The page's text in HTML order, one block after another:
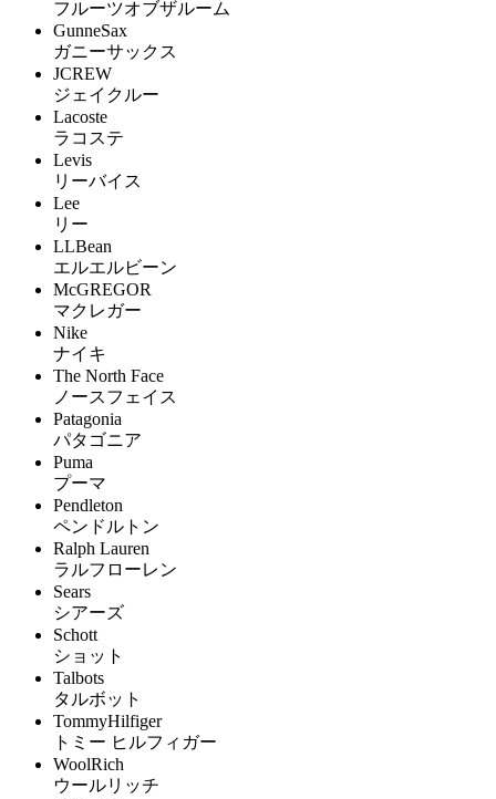
フルーツオブザルーム
GunneSax
ガニーサックス
JCREW
ジェイクルー
Lacoste
ラコステ
Levis
リーバイス
Lee
リー
LLBean
エルエルビーン
McGREGOR
マクレガー
Nike
ナイキ
The North Face
ノースフェイス
Patagonia
パタゴニア
Puma
プーマ
Pendleton
ペンドルトン
Ralph Lauren
ラルフローレン
Sears
シアーズ
Schott
ショット
Talbots
タルボット
TommyHilfiger
トミー ヒルフィガー
WoolRich
ウールリッチ